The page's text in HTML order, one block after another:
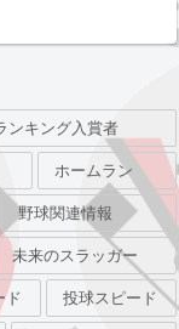
ンキング入賞者
ホームラン
野球関連情報
未来のスラッガー
ド 投球スピード